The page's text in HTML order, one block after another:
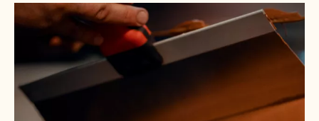
Farklı ülkelerde yapılan lezzet testleri ve
araştırmalarda Callebaut, Belçika çikolataları içinde
şeflerin kullanmayı en çok tercih ettiği marka olarak
kendini gösterdi. Testlerin ortaya koyduğuna göre
çikolatalarımız lezzetleriyle tüm dünyada beğenildiği